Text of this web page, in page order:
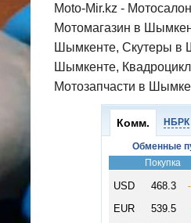
Moto-Mir.kz -
Мотомагазин в
Шымкенте, Скутеры в
Шымкенте,
Мотозапчасти в